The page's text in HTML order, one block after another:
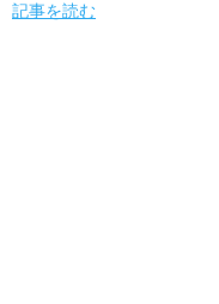
記事を読む